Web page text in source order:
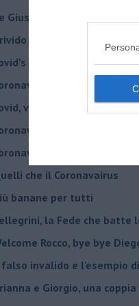
Giuseppe Conte si veste
di terrore... la
Anatomy
scacco al
vade a un metro - Gli
vade a un
Menelicche
che il Coronavairus
banane per tutti
la Fede che batte
Rocco, bye bye
invalido e l'esempio
e Giorgio, una